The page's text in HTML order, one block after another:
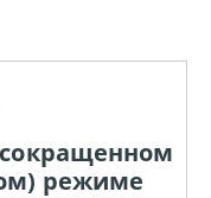
режиме